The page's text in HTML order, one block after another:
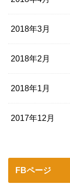
2018年3月
2018年2月
2018年1月
2017年12月
FBページ